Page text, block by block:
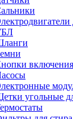
включения
угольные